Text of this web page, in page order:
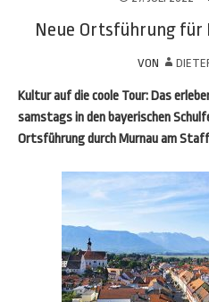
Neue Ortsführung für
VON
Kultur auf die coole Tour: Das
samstags in den bayerischen
Ortsführung durch Murnau am